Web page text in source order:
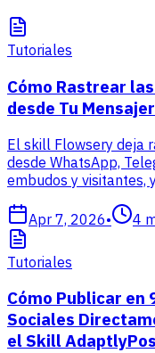
Tutoriales
Cómo Rastrear
desde Tu
El skill Flowsery deja
desde WhatsApp,
embudos y visitantes,
Apr 7, 2026• 4
Tutoriales
Cómo Publicar en
Sociales
el Skill